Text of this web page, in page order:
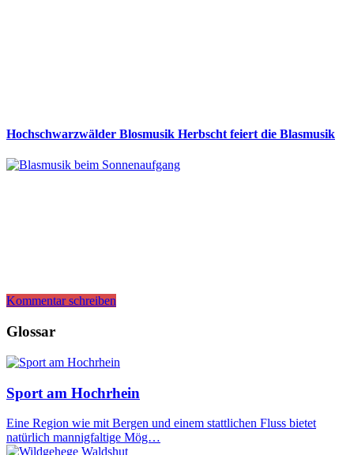
Hochschwarzwälder Blosmusik Herbscht feiert die Blasmusik
Kommentar schreiben
Glossar
Sport am Hochrhein
Eine Region wie mit Bergen und einem stattlichen Fluss bietet
natürlich mannigfaltige Mög…